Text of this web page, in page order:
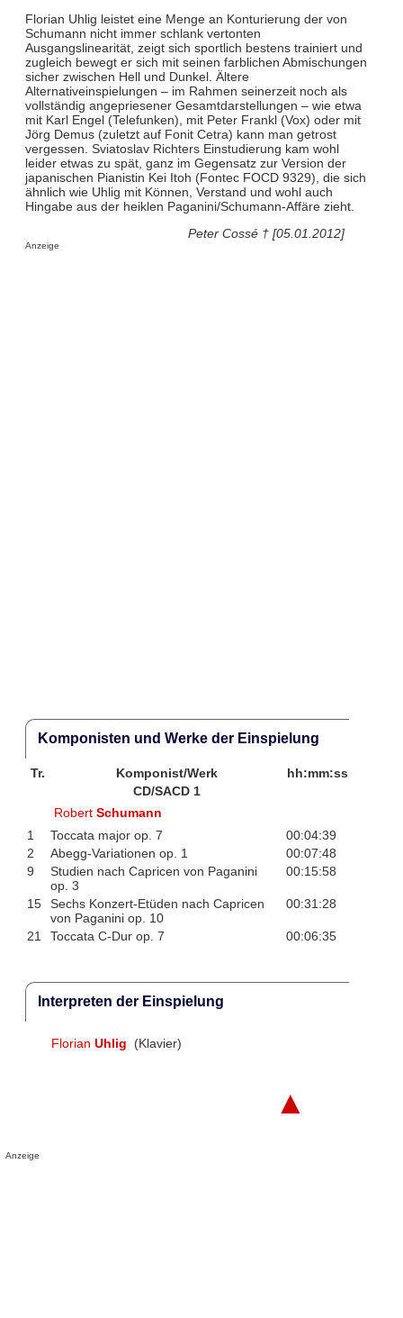
Florian Uhlig leistet eine Menge an Konturierung der von
Schumann nicht immer schlank vertonten
Ausgangslinearität, zeigt sich sportlich bestens trainiert und
zugleich bewegt er sich mit seinen farblichen Abmischungen
sicher zwischen Hell und Dunkel. Ältere
Alternativeinspielungen – im Rahmen seinerzeit noch als
vollständig angepriesener Gesamtdarstellungen – wie etwa
mit Karl Engel (Telefunken), mit Peter Frankl (Vox) oder mit
Jörg Demus (zuletzt auf Fonit Cetra) kann man getrost
vergessen. Sviatoslav Richters Einstudierung kam wohl
leider etwas zu spät, ganz im Gegensatz zur Version der
japanischen Pianistin Kei Itoh (Fontec FOCD 9329), die sich
ähnlich wie Uhlig mit Können, Verstand und wohl auch
Hingabe aus der heiklen Paganini/Schumann-Affäre zieht.
Peter Cossé † [05.01.2012]
Anzeige
Komponisten und Werke der Einspielung
Tr. Komponist/Werk
hh:mm:ss
CD/SACD 1
RobertSchumann
1
Toccata major op. 7
00:04:39
2
Abegg-Variationen op. 1
00:07:48
9
Studien nach Capricen von Paganini
op. 3
00:15:58
15
Sechs Konzert-Etüden nach Capricen
von Paganini op. 10
00:31:28
21 Toccata C-Dur op. 7 00:06:35
Interpreten der Einspielung
Florian Uhlig (Klavier)
▲
Anzeige